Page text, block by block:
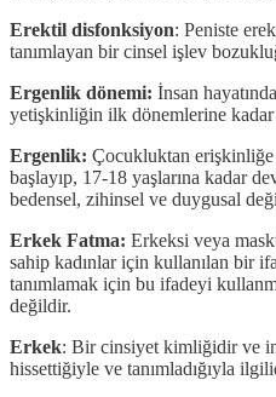
Erektil disfonksiyon: Peniste
tanımlayan bir cinsel işlev
Ergenlik dönemi: İnsan
yetişkinliğin ilk dönemlerine kadar
Ergenlik: Çocukluktan erişkinliğe
başlayıp, 17-18 yaşlarına kadar
bedensel, zihinsel ve duygusal
Erkek Fatma: Erkeksi veya
sahip kadınlar için kullanılan bir
tanımlamak için bu ifadeyi
değildir.
Erkek: Bir cinsiyet kimliğidir ve
hissettiğiyle ve tanımladığıyla